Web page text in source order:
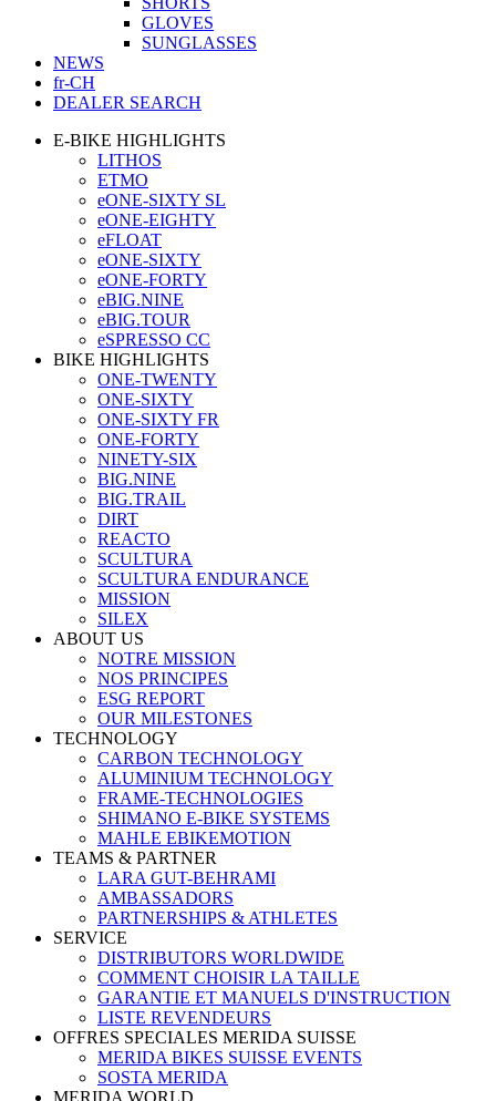
GLOVES
SUNGLASSES
NEWS
fr-CH
DEALER SEARCH
E-BIKE HIGHLIGHTS
LITHOS
ETMO
eONE-SIXTY SL
eONE-EIGHTY
eFLOAT
eONE-SIXTY
eONE-FORTY
eBIG.NINE
eBIG.TOUR
eSPRESSO CC
BIKE HIGHLIGHTS
ONE-TWENTY
ONE-SIXTY
ONE-SIXTY FR
ONE-FORTY
NINETY-SIX
BIG.NINE
BIG.TRAIL
DIRT
REACTO
SCULTURA
SCULTURA ENDURANCE
MISSION
SILEX
ABOUT US
NOTRE MISSION
NOS PRINCIPES
ESG REPORT
OUR MILESTONES
TECHNOLOGY
CARBON TECHNOLOGY
ALUMINIUM TECHNOLOGY
FRAME-TECHNOLOGIES
SHIMANO E-BIKE SYSTEMS
MAHLE EBIKEMOTION
TEAMS & PARTNER
LARA GUT-BEHRAMI
AMBASSADORS
PARTNERSHIPS & ATHLETES
SERVICE
DISTRIBUTORS WORLDWIDE
COMMENT CHOISIR LA TAILLE
GARANTIE ET MANUELS D'INSTRUCTION
LISTE REVENDEURS
OFFRES SPECIALES MERIDA SUISSE
MERIDA BIKES SUISSE EVENTS
SOSTA MERIDA
MERIDA WORLD